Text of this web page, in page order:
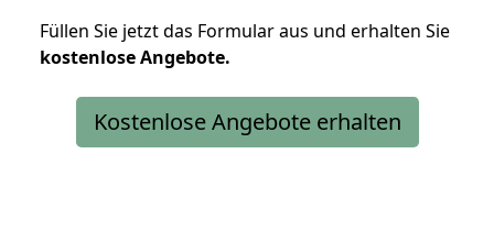
Füllen Sie jetzt das Formular aus und erhalten Sie
kostenloseAngebote.
Kostenlose Angebote erhalten